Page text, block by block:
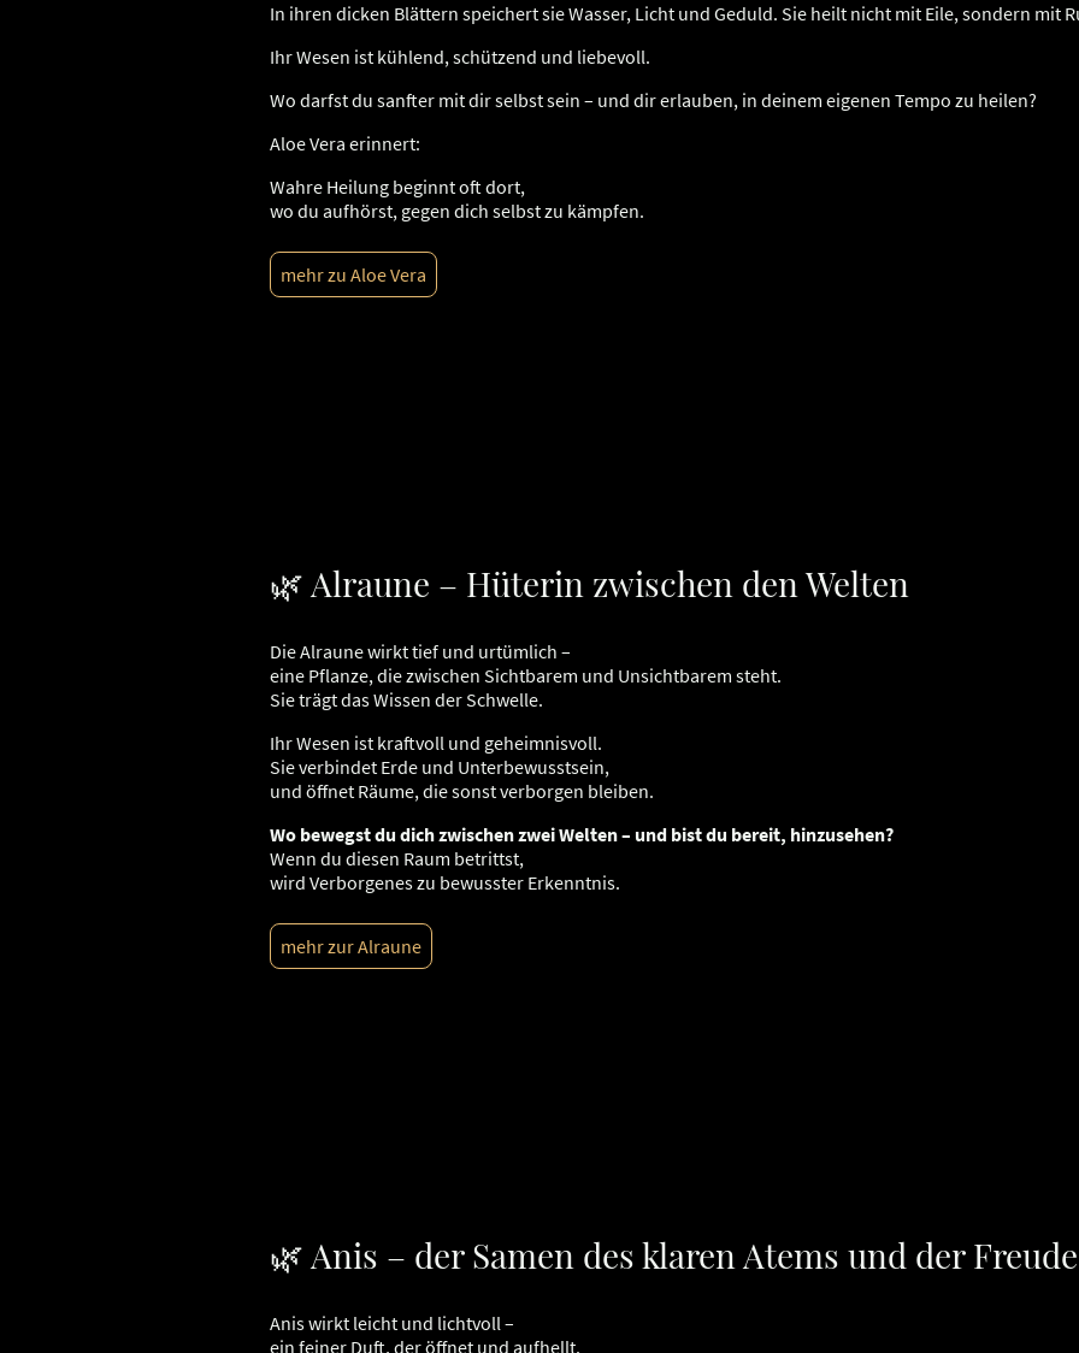
In ihren dicken Blättern speichert sie Wasser, Licht und Geduld. Sie heilt nicht mit Eile, sondern mit
Ihr Wesen ist kühlend, schützend und liebevoll.
Wo darfst du sanfter mit dir selbst sein – und dir erlauben, in deinem eigenen Tempo zu heilen?
Aloe Vera erinnert:
Wahre Heilung beginnt oft dort,
wo du aufhörst, gegen dich selbst zu kämpfen.
mehr zu Aloe Vera
🌿 Alraune – Hüterin zwischen den Welten
Die Alraune wirkt tief und urtümlich –
eine Pflanze, die zwischen Sichtbarem und Unsichtbarem steht.
Sie trägt das Wissen der Schwelle.
Ihr Wesen ist kraftvoll und geheimnisvoll.
Sie verbindet Erde und Unterbewusstsein,
und öffnet Räume, die sonst verborgen bleiben.
Wo bewegst du dich zwischen zwei Welten – und bist du bereit, hinzusehen?
Wenn du diesen Raum betrittst,
wird Verborgenes zu bewusster Erkenntnis.
mehr zur Alraune
🌿 Anis – der Samen des klaren Atems und der Freude
Anis wirkt leicht und lichtvoll –
ein feiner Duft, der öffnet und aufhellt.